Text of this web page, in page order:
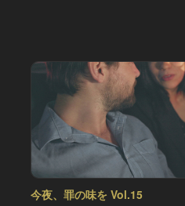
今夜、罪の味を Vol.15